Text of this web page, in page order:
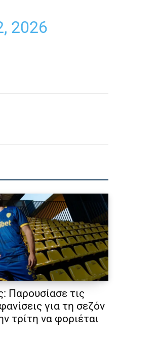
2026
Παρουσίασε τις
για τη σεζόν
τρίτη να φοριέται